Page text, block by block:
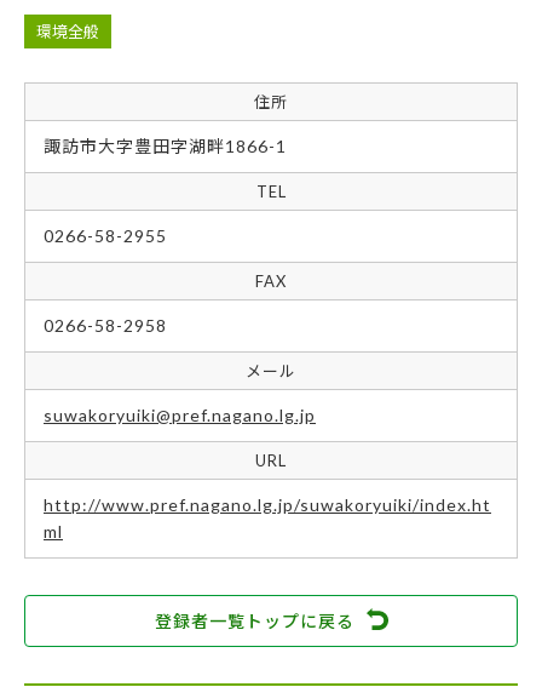
環境全般
住所
諏訪市大字豊田字湖畔1866-1
TEL
0266-58-2955
FAX
0266-58-2958
メール
suwakoryuiki@pref.nagano.lg.jp
URL
http://www.pref.nagano.lg.jp/suwakoryuiki/index.ht
ml
登録者一覧トップに戻る